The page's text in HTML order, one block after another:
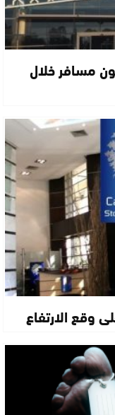
سلا يستقبل 1.22 مليون مسافر خلال
وقع الارتفاع